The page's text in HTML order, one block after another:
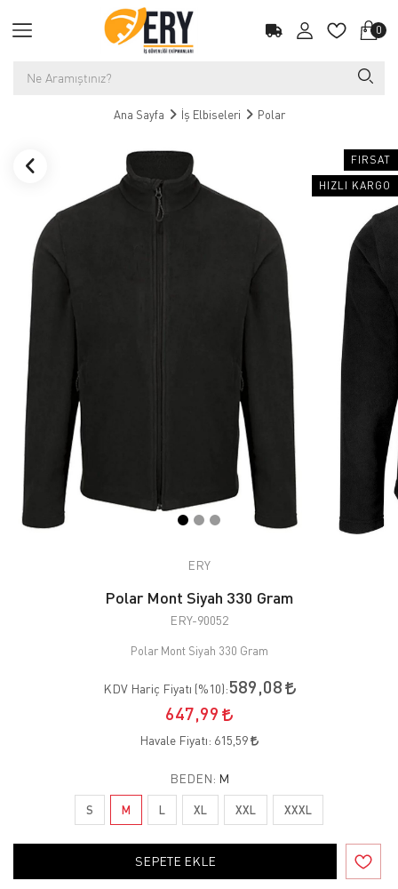
0
Ana Sayfa İş Elbiseleri Polar
FIRSAT
HIZLI KARGO
ERY
Polar Mont Siyah 330 Gram
ERY-90052
Polar Mont Siyah 330 Gram
KDV Hariç Fiyatı (%10):589,08
647,99
Havale Fiyatı: 615,59
BEDEN: M
S M L XL XXL XXXL
SEPETE EKLE